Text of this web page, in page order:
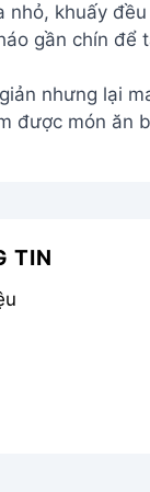
nhỏ, khuấy
gần chín để
nhưng lại
được món ăn
TIN